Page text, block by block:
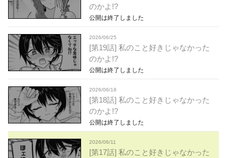
のかよ!?
公開は終了しました
2026/06/25
[第19話] 私のこと好きじゃなかった
のかよ!?
公開は終了しました
2026/06/18
[第18話] 私のこと好きじゃなかった
のかよ!?
公開は終了しました
2026/06/11
[第17話] 私のこと好きじゃなかった